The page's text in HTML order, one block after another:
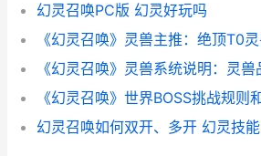
幻灵召唤PC版 幻灵好玩吗
幻灵召唤如何双开、多开 幻灵技能